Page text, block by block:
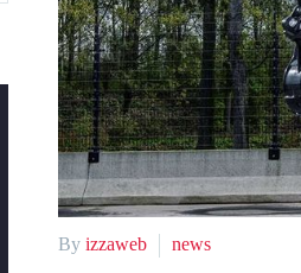
By izzaweb news